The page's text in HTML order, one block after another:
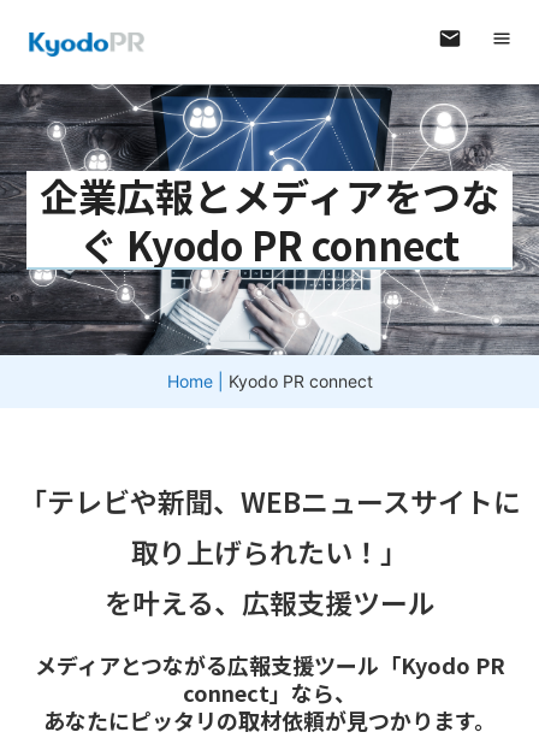
企業広報とメディアをつな
ぐ Kyodo PR connect
Home Kyodo PR connect
「テレビや新聞、WEBニュースサイトに
取り上げられたい！」
を叶える、広報支援ツール
メディアとつながる広報支援ツール「Kyodo PR
connect」なら、
あなたにピッタリの取材依頼が見つかります。